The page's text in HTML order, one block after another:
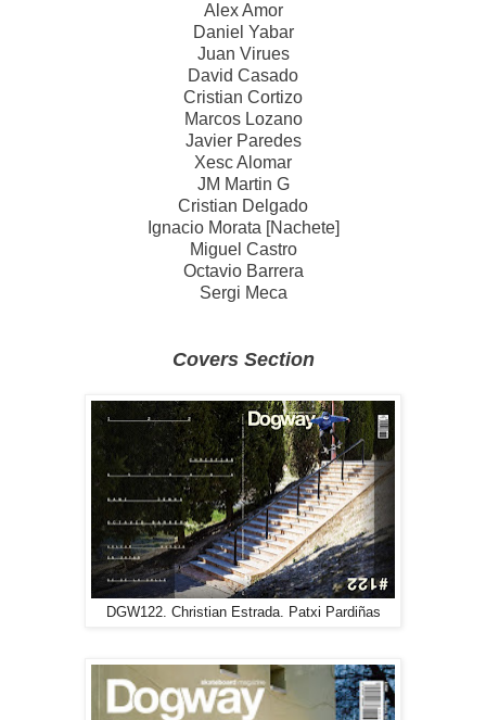
Alex Amor
Daniel Yabar
Juan Virues
David Casado
Cristian Cortizo
Marcos Lozano
Javier Paredes
Xesc Alomar
JM Martin G
Cristian Delgado
Ignacio Morata [Nachete]
Miguel Castro
Octavio Barrera
Sergi Meca
Covers Section
DGW122. Christian Estrada. Patxi Pardiñas